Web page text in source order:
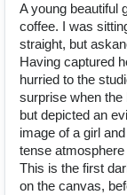
A young beautiful
coffee. I was
straight, but
Having captured
hurried to the
surprise when the
but depicted an
image of a girl
tense
This is the first
on the canvas,